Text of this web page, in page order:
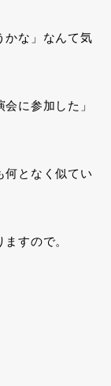
かな」なんて気
に参加した」
何となく似てい
すので。